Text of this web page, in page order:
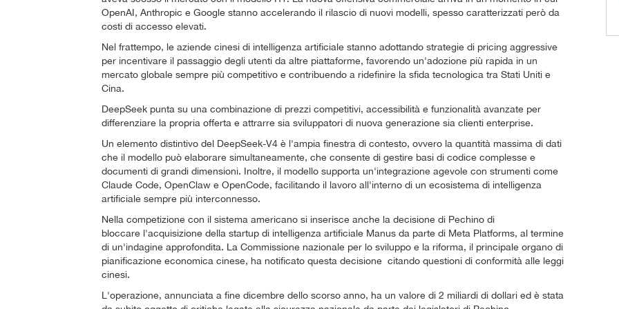
OpenAI, Anthropic e Google stanno accelerando il rilascio di nuovi modelli, spesso caratterizzati però da
costi di accesso elevati.
Nel frattempo, le aziende cinesi di intelligenza artificiale stanno adottando strategie di pricing aggressive
per incentivare il passaggio degli utenti da altre piattaforme, favorendo un'adozione più rapida in un
mercato globale sempre più competitivo e contribuendo a ridefinire la sfida tecnologica tra Stati Uniti e
Cina.
DeepSeek punta su una combinazione di prezzi competitivi, accessibilità e funzionalità avanzate per
differenziare la propria offerta e attrarre sia sviluppatori di nuova generazione sia clienti enterprise.
Un elemento distintivo del DeepSeek-V4 è l'ampia finestra di contesto, ovvero la quantità massima di dati
che il modello può elaborare simultaneamente, che consente di gestire basi di codice complesse e
documenti di grandi dimensioni. Inoltre, il modello supporta un'integrazione agevole con strumenti come
Claude Code, OpenClaw e OpenCode, facilitando il lavoro all'interno di un ecosistema di intelligenza
artificiale sempre più interconnesso.
Nella competizione con il sistema americano si inserisce anche la decisione di Pechino di
bloccare l'acquisizione della startup di intelligenza artificiale Manus da parte di Meta Platforms, al termine
di un'indagine approfondita. La Commissione nazionale per lo sviluppo e la riforma, il principale organo di
pianificazione economica cinese, ha notificato questa decisione citando questioni di conformità alle leggi
cinesi.
L'operazione, annunciata a fine dicembre dello scorso anno, ha un valore di 2 miliardi di dollari ed è stata